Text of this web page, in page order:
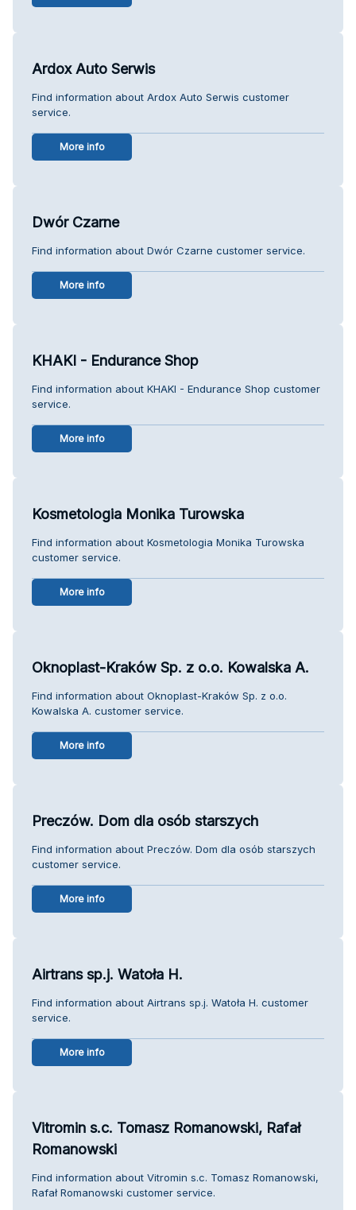
Ardox Auto Serwis
Find information about Ardox Auto Serwis customer
service.
More info
Dwór Czarne
Find information about Dwór Czarne customer service.
More info
KHAKI - Endurance Shop
Find information about KHAKI - Endurance Shop customer
service.
More info
Kosmetologia Monika Turowska
Find information about Kosmetologia Monika Turowska
customer service.
More info
Oknoplast-Kraków Sp. z o.o. Kowalska A.
Find information about Oknoplast-Kraków Sp. z o.o.
Kowalska A. customer service.
More info
Preczów. Dom dla osób starszych
Find information about Preczów. Dom dla osób starszych
customer service.
More info
Airtrans sp.j. Watoła H.
Find information about Airtrans sp.j. Watoła H. customer
service.
More info
Vitromin s.c. Tomasz Romanowski, Rafał
Romanowski
Find information about Vitromin s.c. Tomasz Romanowski,
Rafał Romanowski customer service.